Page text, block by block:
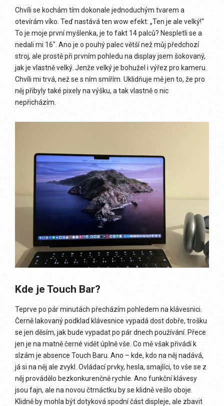
Chvíli se kochám tím dokonale jednoduchým tvarem a
otevírám víko. Teď nastává ten wow efekt: „Ten je ale velký!“
To je moje první myšlenka, je to fakt 14 palců? Nespletli se a
nedali mi 16″. Ano je o pouhý palec větší než můj předchozí
stroj, ale prostě při prvním pohledu na display jsem šokovaný,
jak je vlastně velký. Jenže velký je bohužel i výřez pro kameru.
Chvíli mi trvá, než se s ním smířím. Uklidňuje mě jen to, že pro
něj přibyly také pixely na výšku, a tak vlastně o nic
nepřicházím.
Kde je Touch Bar?
Teprve po pár minutách přecházím pohledem na klávesnici.
Černě lakovaný podklad klávesnice vypadá dost dobře, trošku
se jen děsím, jak bude vypadat po pár dnech používání. Přece
jen je na matně černé vidět úplně vše. Co mě však přivádí k
slzám je absence Touch Baru. Ano – kde, kdo na něj nadává,
já si na něj ale zvykl. Ovládací prvky, hesla, smajlíci, to vše se z
něj provádělo bezkonkurenčně rychle. Ano funkční klávesy
jsou fajn, ale na novou čtrnáctku by se klidně vešlo oboje.
Klidně by mohla být dotyková spodní část displeje, ale zbavit